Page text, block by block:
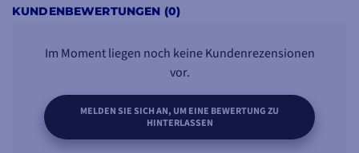
KUNDENBEWERTUNGEN (0)
Im Moment liegen noch keine Kundenrezensionen
vor.
MELDEN SIE SICH AN, UM EINE BEWERTUNG ZU
HINTERLASSEN